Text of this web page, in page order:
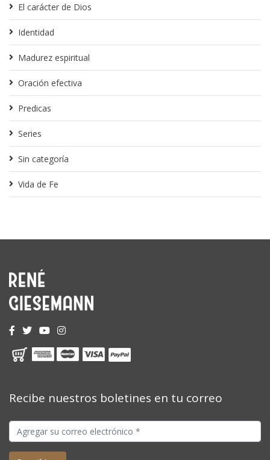
El carácter de Dios
Identidad
Madurez espiritual
Oración efectiva
Predicas
Series
Sin categoría
Vida de Fe
Recibe nuestros boletines en tu correo